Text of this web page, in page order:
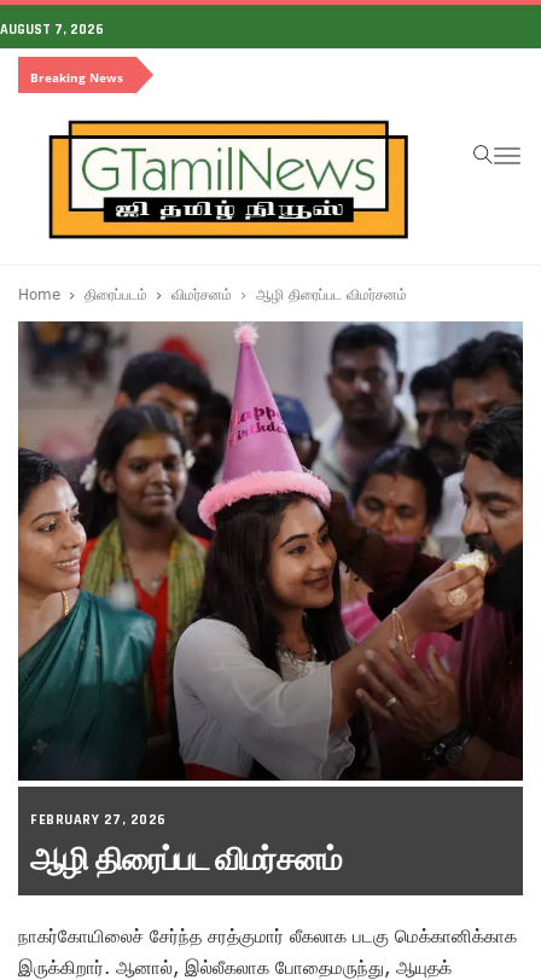
AUGUST 7, 2026
Breaking News
Home திரைப்படம் விமர்சனம் ஆழி திரைப்பட விமர்சனம்
FEBRUARY 27, 2026
ஆழி திரைப்பட விமர்சனம்
நாகர்கோயிலைச் சேர்ந்த சரத்குமார் லீகலாக படகு மெக்கானிக்காக
இருக்கிறார். ஆனால், இல்லீகலாக போதைமருந்து, ஆயுதக்